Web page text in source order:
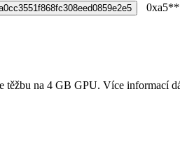
těžbu na 4 GB GPU. Více informací